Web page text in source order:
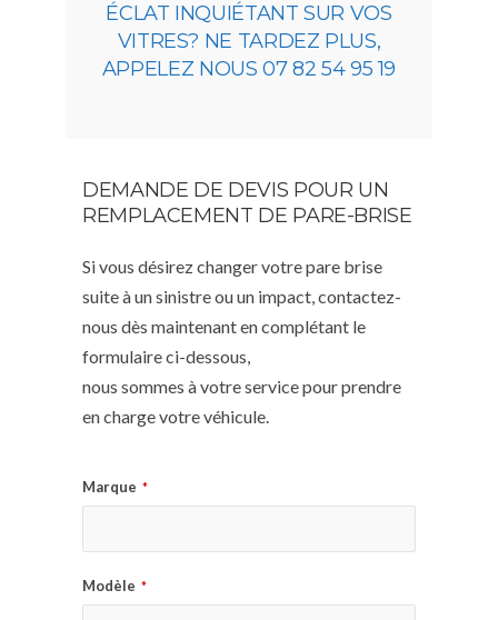
ÉCLAT INQUIÉTANT SUR VOS
VITRES? NE TARDEZ PLUS,
APPELEZ NOUS 07 82 54 95 19
DEMANDE DE DEVIS POUR UN
REMPLACEMENT DE PARE-BRISE
Si vous désirez changer votre pare brise
suite à un sinistre ou un impact, contactez-
nous dès maintenant en complétant le
formulaire ci-dessous,
nous sommes à votre service pour prendre
en charge votre véhicule.
Marque *
Modèle *